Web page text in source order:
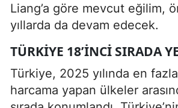
Liang’a göre mevcut eğilim,
yıllarda da devam edecek.
TÜRKIYE 18’INCI SIRADA
Türkiye, 2025 yılında en
harcama yapan ülkeler